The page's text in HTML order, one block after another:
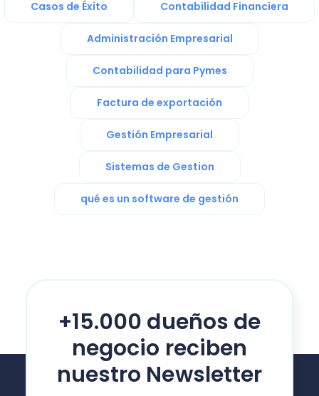
Casos de Éxito Contabilidad Financiera
Administración Empresarial
Contabilidad para Pymes
Factura de exportación
Gestión Empresarial
Sistemas de Gestion
qué es un software de gestión
+15.000 dueños de
negocio reciben
nuestro Newsletter